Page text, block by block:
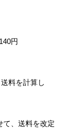
円
料を計算し
て、送料を改定